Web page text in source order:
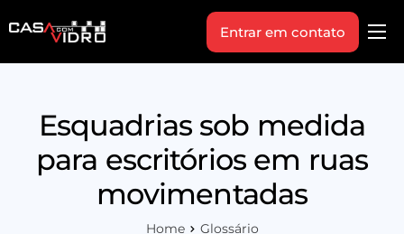
Produtos
Indique+
Blog
Entrar em contato
Esquadrias sob medida
para escritórios em ruas
movimentadas
Home
Glossário